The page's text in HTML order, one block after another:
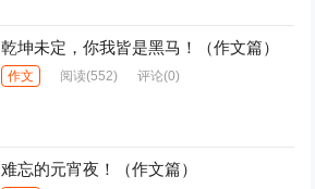
乾坤未定，你我皆是黑马！（作文篇）
作文 阅读(552) 评论(0)
难忘的元宵夜！（作文篇）